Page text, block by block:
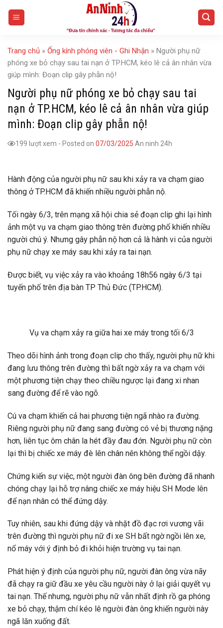
Trang chủ » Ống kính phóng viên - Ghi Nhận » Người phụ nữ
phóng xe bỏ chạy sau tai nạn ở TP.HCM, kéo lê cả ân nhân vừa
giúp mình: Đoạn clip gây phẫn nộ!
Người phụ nữ phóng xe bỏ chạy sau tai
nạn ở TP.HCM, kéo lê cả ân nhân vừa giúp
mình: Đoạn clip gây phẫn nộ!
199 lượt xem - Posted on 07/03/2025 An ninh 24h
Hành động của người phụ nữ sau khi xảy ra va chạm giao
thông ở TP.HCM đã khiến nhiều người phẫn nộ.
Tối ngày 6/3, trên mạng xã hội chia sẻ đoạn clip ghi lại hình
ảnh một vụ va chạm giao thông trên đường phố khiến nhiều
người chú ý. Nhưng gây phẫn nộ hơn cả là hành vi của người
phụ nữ chạy xe máy sau khi xảy ra tai nạn.
Được biết, vụ việc xảy ra vào khoảng 18h56 ngày 6/3 tại
tuyến phố trên địa bàn TP Thủ Đức (TP.HCM).
Vụ va chạm xảy ra giữa hai xe máy trong tối 6/3
Theo dõi hình ảnh trong đoạn clip cho thấy, người phụ nữ khi
đang lưu thông trên đường thì bất ngờ xảy ra va chạm với
một phương tiện chạy theo chiều ngược lại đang xi nhan
sang đường để rẽ vào ngõ.
Cú va chạm khiến cả hai phương tiện ngã nhào ra đường.
Riêng người phụ nữ đang sang đường có vẻ bị thương nặng
hơn, liên tục ôm chân la hét đầy đau đớn. Người phụ nữ còn
lại thì bị chiếc xe máy đè lên chân nên không thể ngồi dậy.
Chứng kiến sự việc, một người đàn ông bên đường đã nhanh
chóng chạy lại hỗ trợ nâng chiếc xe máy hiệu SH Mode lên
để nạn nhân có thể đứng dậy.
Tuy nhiên, sau khi đứng dậy và nhặt đồ đạc rơi vương vãi
trên đường thì người phụ nữ đi xe SH bất ngờ ngồi lên xe,
nổ máy với ý định bỏ đi khỏi hiện trường vụ tai nạn.
Phát hiện ý định của người phụ nữ, người đàn ông vừa nãy
đã chạy ra giữ đầu xe yêu cầu người này ở lại giải quyết vụ
tai nạn. Thế nhưng, người phụ nữ vẫn nhất định rồ ga phóng
xe bỏ chạy, thậm chí kéo lê người đàn ông khiến người này
ngã lăn xuống đất.